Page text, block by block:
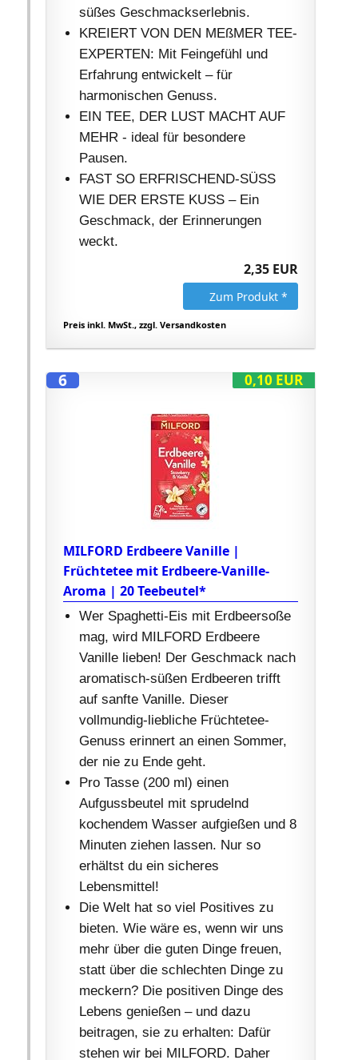
süßes Geschmackserlebnis.
KREIERT VON DEN MEßMER TEE-
EXPERTEN: Mit Feingefühl und
Erfahrung entwickelt – für
harmonischen Genuss.
EIN TEE, DER LUST MACHT AUF
MEHR - ideal für besondere
Pausen.
FAST SO ERFRISCHEND-SÜSS
WIE DER ERSTE KUSS – Ein
Geschmack, der Erinnerungen
weckt.
2,35 EUR
Zum Produkt *
Preis inkl. MwSt., zzgl. Versandkosten
0,10 EUR
6
MILFORD Erdbeere Vanille |
Früchtetee mit Erdbeere-Vanille-
Aroma | 20 Teebeutel*
Wer Spaghetti-Eis mit Erdbeersoße
mag, wird MILFORD Erdbeere
Vanille lieben! Der Geschmack nach
aromatisch-süßen Erdbeeren trifft
auf sanfte Vanille. Dieser
vollmundig-liebliche Früchtetee-
Genuss erinnert an einen Sommer,
der nie zu Ende geht.
Pro Tasse (200 ml) einen
Aufgussbeutel mit sprudelnd
kochendem Wasser aufgießen und 8
Minuten ziehen lassen. Nur so
erhältst du ein sicheres
Lebensmittel!
Die Welt hat so viel Positives zu
bieten. Wie wäre es, wenn wir uns
mehr über die guten Dinge freuen,
statt über die schlechten Dinge zu
meckern? Die positiven Dinge des
Lebens genießen – und dazu
beitragen, sie zu erhalten: Dafür
stehen wir bei MILFORD. Daher